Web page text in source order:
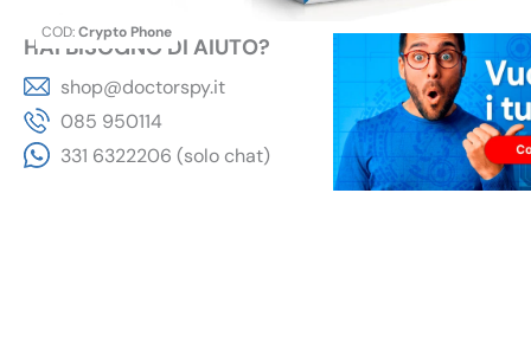
COD:Crypto Phone
HAI BISOGNO DI AIUTO?
shop@doctorspy.it
085 950114
331 6322206 (solo chat)